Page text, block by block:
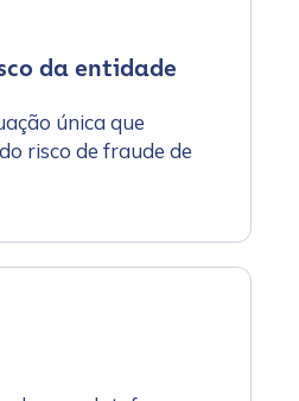
da entidade
única que
risco de fraude de